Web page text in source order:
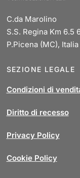
C.da Marolino
S.S. Regina Km 6.5
P.Picena (MC), Italia
SEZIONE LEGALE
Condizioni di
Diritto di recesso
Privacy Policy
Cookie Policy